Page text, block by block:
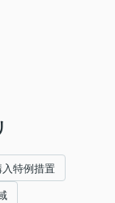
特例措置